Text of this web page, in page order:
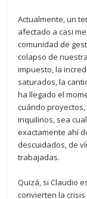
Actualmente, un
afectado a casi
comunidad de
colapso de
impuesto, la
saturados, la
ha llegado el
cuándo
inquilinos, sea
exactamente ahí
descuidados, de
trabajadas.
Quizá, si Claudio
convierten la